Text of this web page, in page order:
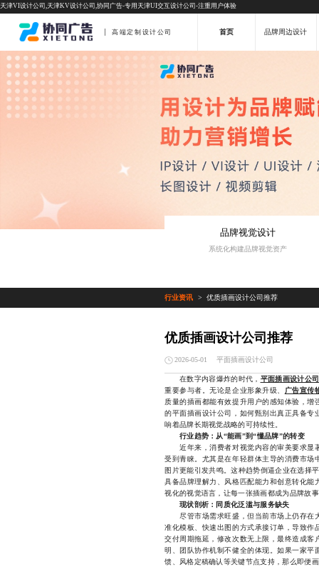
天津VI设计公司,天津KV设计公司,协同广告-专用天津UI交互设计公司-注重用户体验
高端定制设计公司 首页 品牌周边设计
品牌视觉设计
系统化构建品牌视觉资产
行业资讯 > 优质插画设计公司推荐
优质插画设计公司推荐
2026-05-01 平面插画设计公司
在数字内容爆炸的时代， 平面插画设计公司
重要参与者。无论是企业形象升级、
广告宣传
质量的插画都能有效提升用户的感知体验，
的平面插画设计公司，如何甄别出真正具备
响着品牌长期视觉战略的可持续性。
行业趋势：从“能画”到“懂品牌”的转变
近年来，消费者对视觉内容的审美要求显
受到青睐。尤其是在年轻群体主导的消费市
图片更能引发共鸣。这种趋势倒逼企业在选择
具备品牌理解力、风格匹配能力和创意转化
视化的视觉语言，让每一张插画都成为品牌故
现状剖析：同质化泛滥与服务缺失
尽管市场需求旺盛，但当前市场上仍存在
准化模板、快速出图的方式承接订单，导致
交付周期拖延，修改次数无上限，最终造成
明、团队协作机制不健全的体现。如果一家
馈、风格定稿确认等关键节点支持，那么即便